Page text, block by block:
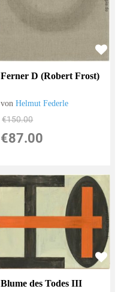
Ferner D (Robert Frost)
vonHelmut Federle
€150.00
€87.00
Blume des Todes III